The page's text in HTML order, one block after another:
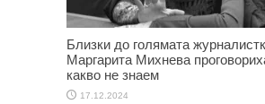
Близки до голямата
Маргарита Михнева
какво не знаем
17.12.2024